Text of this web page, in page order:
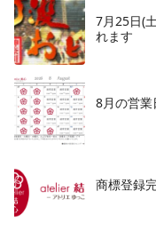
7月25日(
れます
8月の営業
商標登録